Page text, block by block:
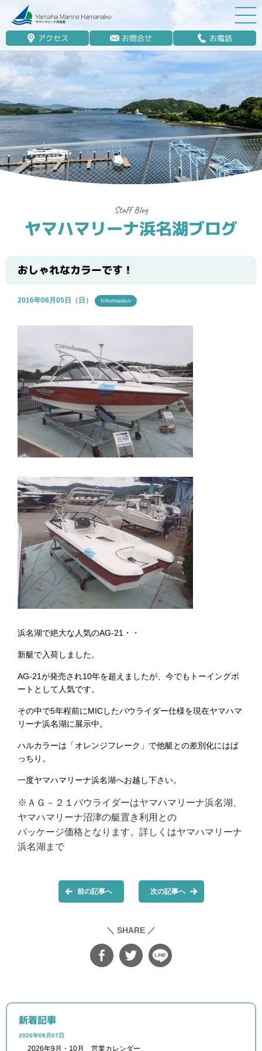
アクセス お問合せ お電話
マリーナ案内
船舶免許
マリンレジャー
マリーナステイ
レンタルボート
ボート販売
艤装
ブログ
ヤマハマリーナ浜名湖ブログ
おしゃれなカラーです！
2016年06月05日（日） Information
浜名湖で絶大な人気のAG-21 ・・
新艇で入荷しました。
AG-21が発売され10年を超えましたが、今でもトーイングボ
ートとして人気です。
その中で5年程前にMICしたバウライダー仕様を現在ヤマハマ
リーナ浜名湖に展示中。
ハルカラーは「オレンジフレーク」で他艇との差別化にはば
っちり。
一度ヤマハマリーナ浜名湖へお越し下さい。
※ＡＧ－２１バウライダーはヤマハマリーナ浜名湖、
ヤマハマリーナ沼津の艇置き利用との
パッケージ価格となります。詳しくはヤマハマリーナ
浜名湖まで
前の記事へ 次の記事へ
＼ SHARE ／
新着記事
2026年08月07日
2026年9月・10月 営業カレンダー